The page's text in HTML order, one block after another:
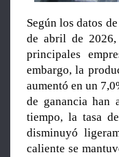
Según los datos
de abril de
principales
embargo, la
aumentó en un
de ganancia han
tiempo, la tasa
disminuyó
caliente se